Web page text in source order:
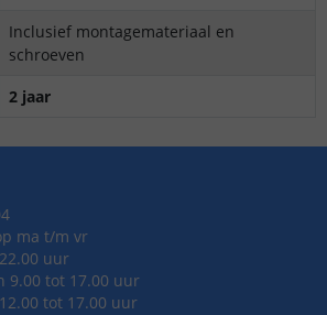
Inclusief montagemateriaal en
schroeven
2 jaar
ma t/m vr
uur
9.00 tot 17.00 uur
tot 17.00 uur